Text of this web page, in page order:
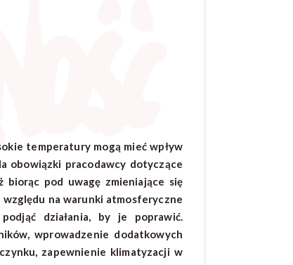
temperatury mogą mieć wpływ
obowiązki pracodawcy dotyczące
pod uwagę zmieniające się
względu na warunki atmosferyczne
działania, by je poprawić.
wprowadzenie dodatkowych
zapewnienie klimatyzacji w